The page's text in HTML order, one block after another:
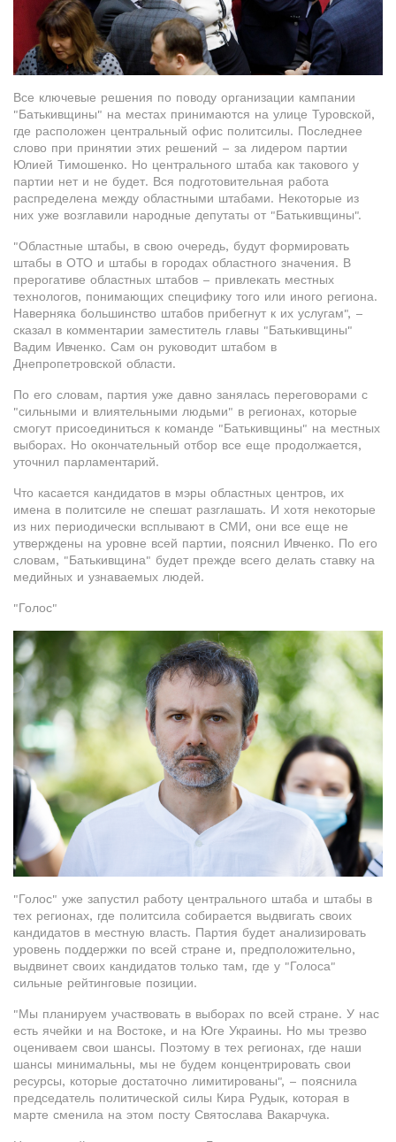
Все ключевые решения по поводу организации кампании
"Батькивщины" на местах принимаются на улице Туровской,
где расположен центральный офис политсилы. Последнее
слово при принятии этих решений – за лидером партии
Юлией Тимошенко. Но центрального штаба как такового у
партии нет и не будет. Вся подготовительная работа
распределена между областными штабами. Некоторые из
них уже возглавили народные депутаты от "Батькивщины".
"Областные штабы, в свою очередь, будут формировать
штабы в ОТО и штабы в городах областного значения. В
прерогативе областных штабов – привлекать местных
технологов, понимающих специфику того или иного региона.
Наверняка большинство штабов прибегнут к их услугам", –
сказал в комментарии заместитель главы "Батькивщины"
Вадим Ивченко. Сам он руководит штабом в
Днепропетровской области.
По его словам, партия уже давно занялась переговорами с
"сильными и влиятельными людьми" в регионах, которые
смогут присоединиться к команде "Батькивщины" на местных
выборах. Но окончательный отбор все еще продолжается,
уточнил парламентарий.
Что касается кандидатов в мэры областных центров, их
имена в политсиле не спешат разглашать. И хотя некоторые
из них периодически всплывают в СМИ, они все еще не
утверждены на уровне всей партии, пояснил Ивченко. По его
словам, "Батькивщина" будет прежде всего делать ставку на
медийных и узнаваемых людей.
"Голос"
"Голос" уже запустил работу центрального штаба и штабы в
тех регионах, где политсила собирается выдвигать своих
кандидатов в местную власть. Партия будет анализировать
уровень поддержки по всей стране и, предположительно,
выдвинет своих кандидатов только там, где у "Голоса"
сильные рейтинговые позиции.
"Мы планируем участвовать в выборах по всей стране. У нас
есть ячейки и на Востоке, и на Юге Украины. Но мы трезво
оцениваем свои шансы. Поэтому в тех регионах, где наши
шансы минимальны, мы не будем концентрировать свои
ресурсы, которые достаточно лимитированы", – пояснила
председатель политической силы Кира Рудык, которая в
марте сменила на этом посту Святослава Вакарчука.